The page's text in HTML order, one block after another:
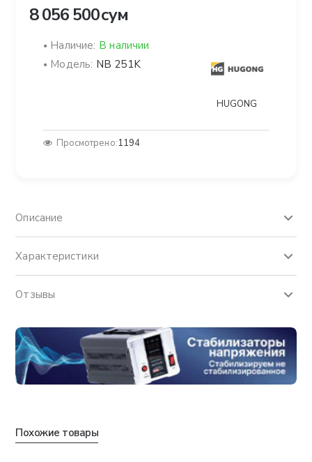
8 056 500 сум
Наличие: В наличии
Модель: NB 251K
HUGONG
Просмотрено:1194
Описание
Характеристики
Отзывы
Похожие товары